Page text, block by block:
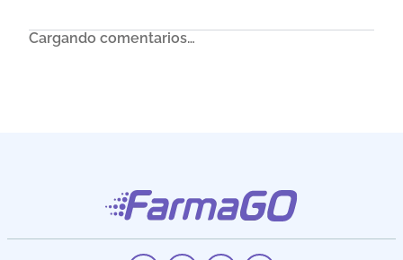
Cargando comentarios…